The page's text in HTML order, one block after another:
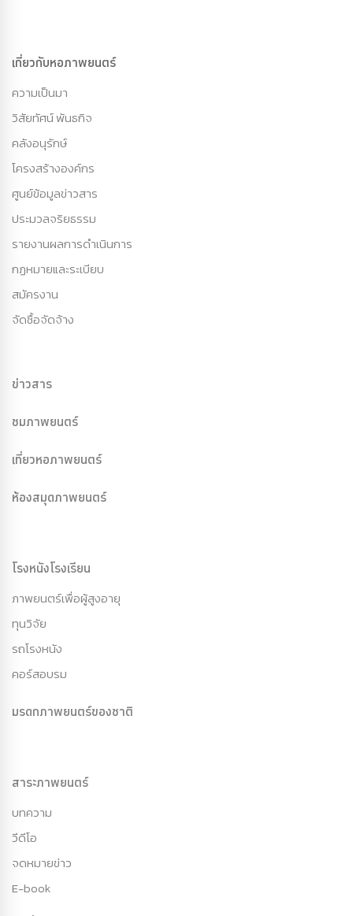
เกี่ยวกับหอภาพยนตร์
ความเป็นมา
วิสัยทัศน์ พันธกิจ
คลังอนุรักษ์
โครงสร้างองค์กร
ศูนย์ข้อมูลข่าวสาร
ประมวลจริยธรรม
รายงานผลการดำเนินการ
กฏหมายและระเบียบ
สมัครงาน
จัดซื้อจัดจ้าง
ข่าวสาร
ชมภาพยนตร์
เที่ยวหอภาพยนตร์
ห้องสมุดภาพยนตร์
โรงหนังโรงเรียน
ภาพยนตร์เพื่อผู้สูงอายุ
ทุนวิจัย
รถโรงหนัง
คอร์สอบรม
มรดกภาพยนตร์ของชาติ
สาระภาพยนตร์
บทความ
วีดีโอ
จดหมายข่าว
E-book